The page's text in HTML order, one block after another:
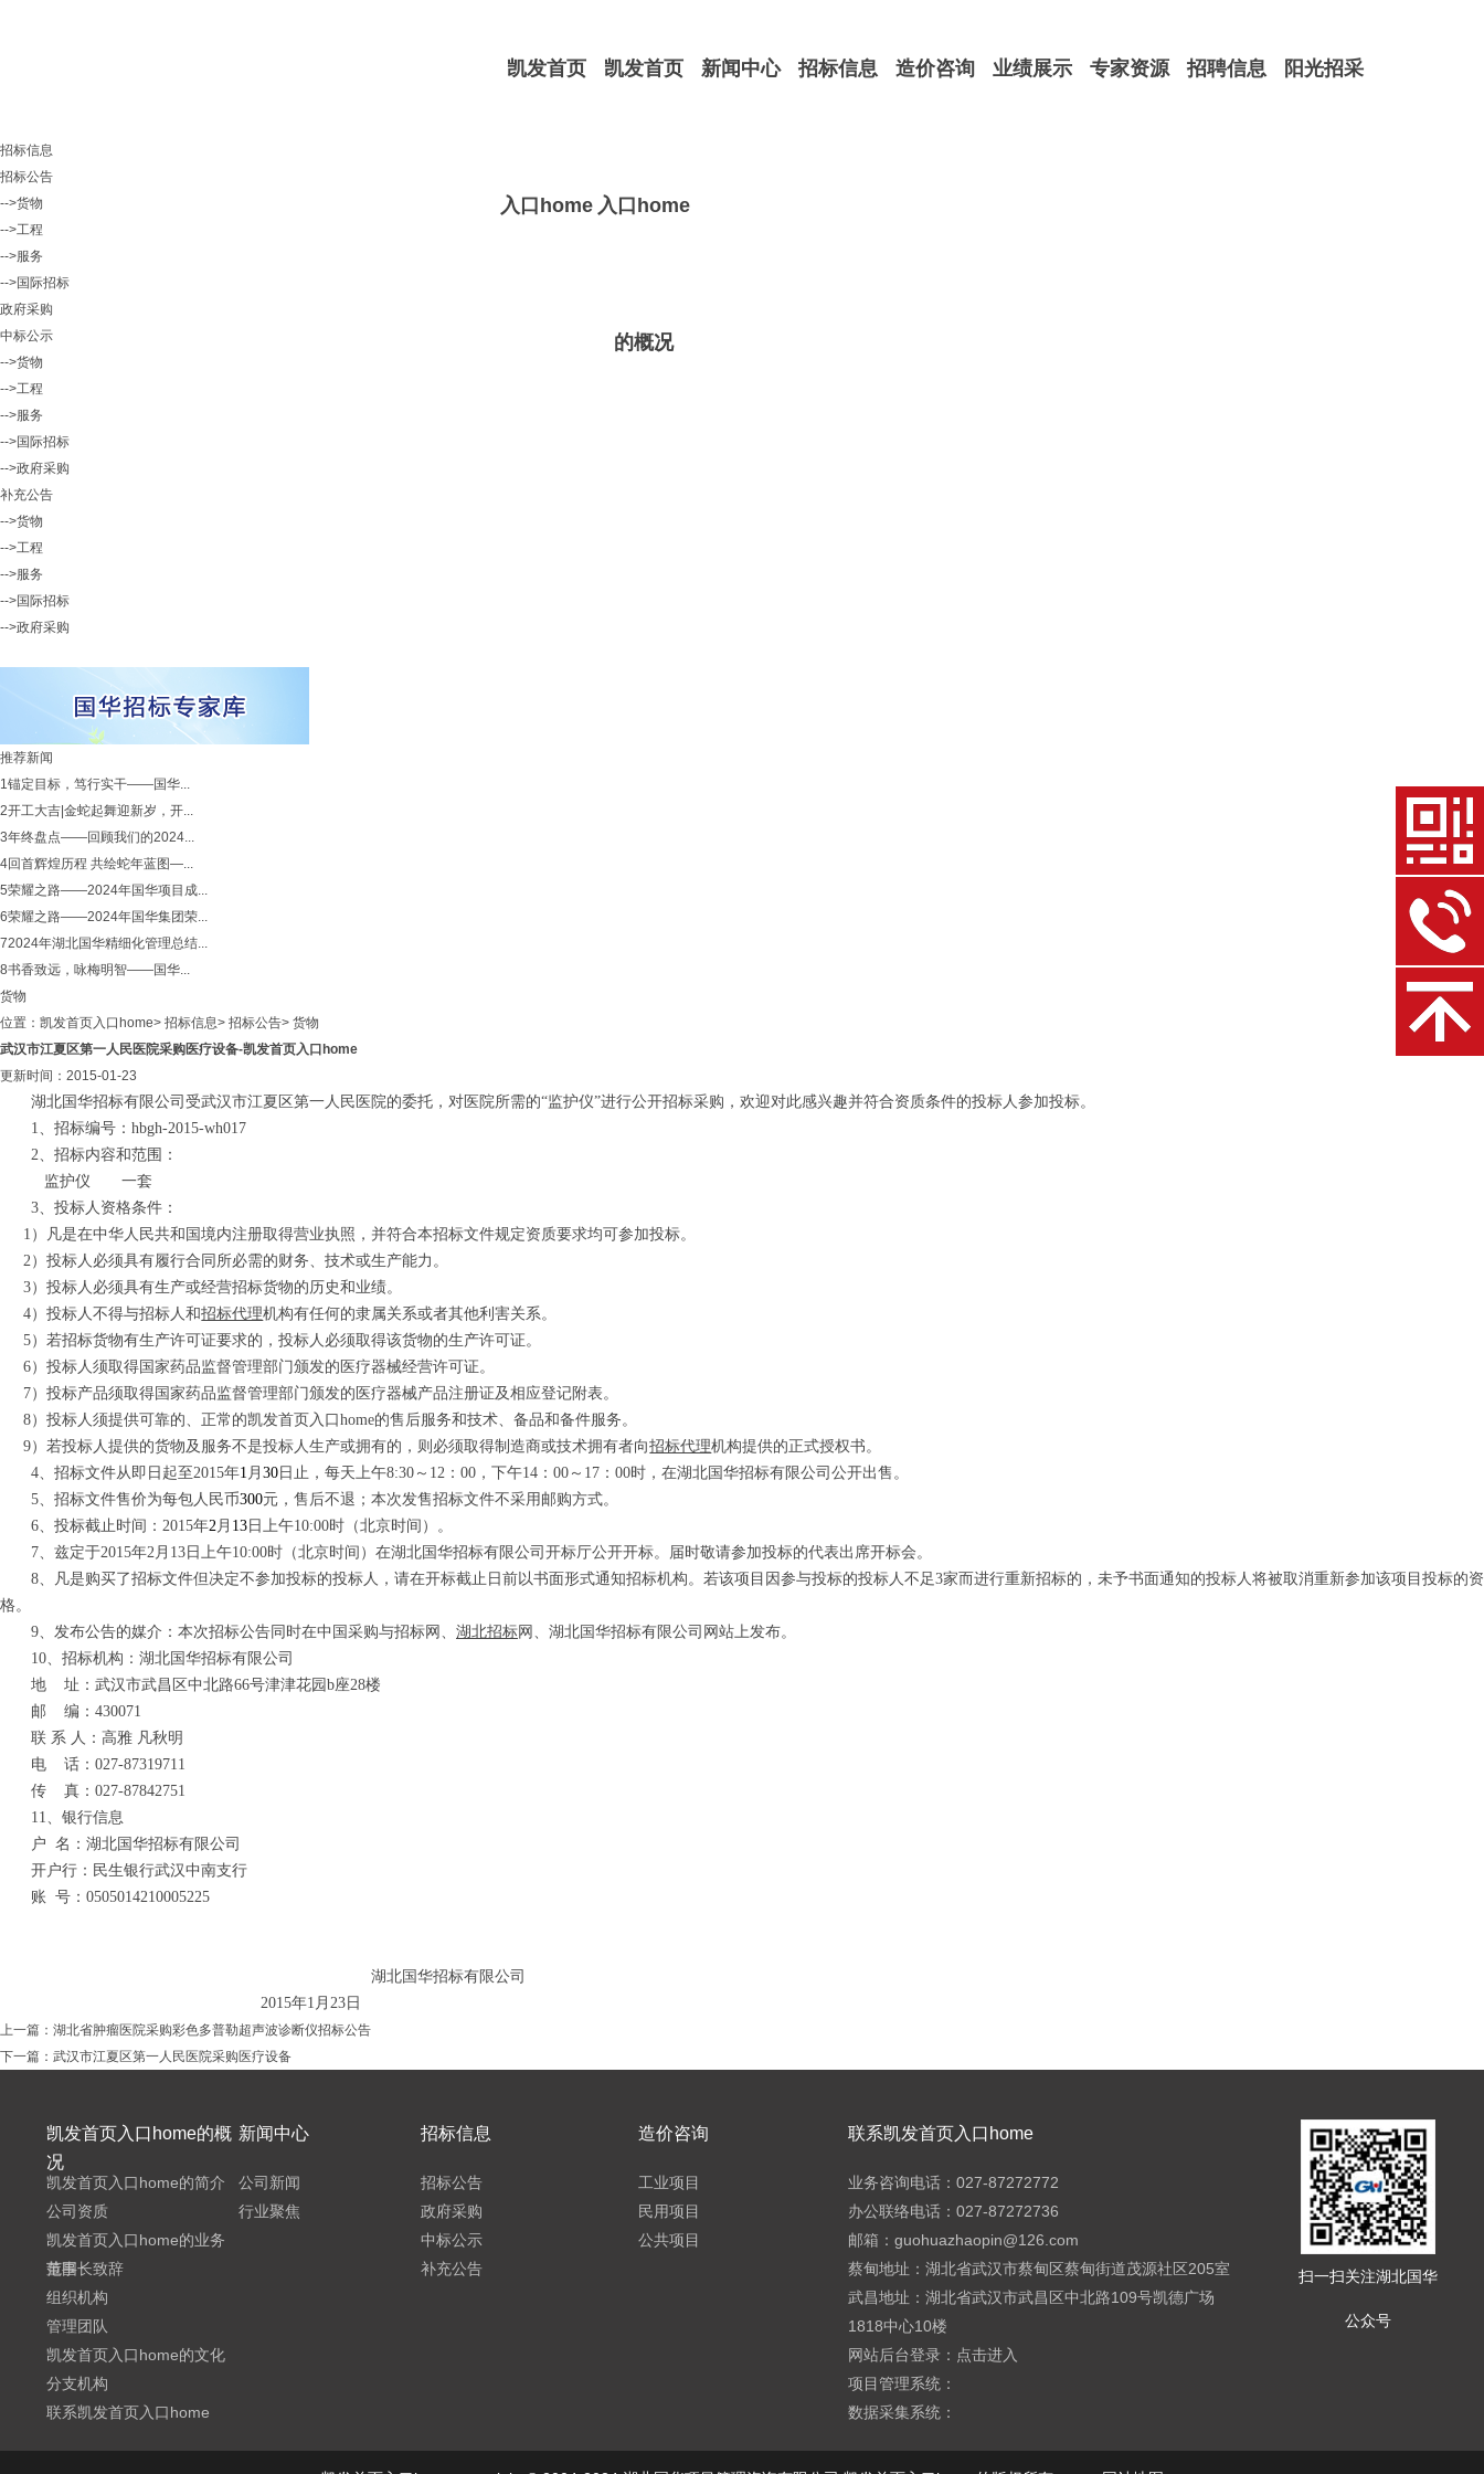
凯发首页
入口home
凯发首页
入口home
的概况
新闻中心 招标信息 造价咨询 业绩展示 专家资源 招聘信息 阳光招采
招标信息
招标公告
-->货物
-->工程
-->服务
-->国际招标
政府采购
中标公示
-->货物
-->工程
-->服务
-->国际招标
-->政府采购
补充公告
-->货物
-->工程
-->服务
-->国际招标
-->政府采购
推荐新闻
1锚定目标，笃行实干——国华...
2开工大吉|金蛇起舞迎新岁，开...
3年终盘点——回顾我们的2024...
4回首辉煌历程 共绘蛇年蓝图—...
5荣耀之路——2024年国华项目成...
6荣耀之路——2024年国华集团荣...
72024年湖北国华精细化管理总结...
8书香致远，咏梅明智——国华...
货物
位置： 凯发首页入口home> 招标信息> 招标公告> 货物
武汉市江夏区第一人民医院采购医疗设备-凯发首页入口home
更新时间：2015-01-23
湖北国华招标有限公司受武汉市江夏区第一人民医院的委托，对医院所需的“监护仪”进行公开招标采购，欢迎对此感兴趣并符合资质条件的投标人参加投标。
1、招标编号： hbgh-2015-wh017
2、招标内容和范围：
监护仪
一套
3、 投标人资格条件：
1）凡是在中华人民共和国境内注册取得营业执照，并符合本招标文件规定资质要求均可参加投标。
2）投标人必须具有履行合同所必需的财务、技术或生产能力。
3）投标人必须具有生产或经营招标货物的历史和业绩。
4）投标人不得与招标人和招标代理机构有任何的隶属关系或者其他利害关系。
5）若招标货物有生产许可证要求的，投标人必须取得该货物的生产许可证。
6）投标人须取得国家药品监督管理部门颁发的医疗器械经营许可证。
7）投标产品须取得国家药品监督管理部门颁发的医疗器械产品注册证及相应登记附表。
8）投标人须提供可靠的、正常的凯发首页入口home的售后服务和技术、备品和备件服务。
9）若投标人提供的货物及服务不是投标人生产或拥有的，则必须取得制造商或技术拥有者向招标代理机构提供的正式授权书。
4、招标文件从即日起至2015年1 月 30 日止， 每天上午8:30～ 12：00，下午14：00 ～ 17：00时，在湖北国华招标有限公司公开出售。
5、招标文件售价为每包人民币300元，售后不退 ； 本次发售招标文件不采用邮购方式。
6、投标截止时间：2015年2月 13 日 上午10:00时（北京时间）。
7、兹定于2015年2月13日上午10:00时（北京时间）在湖北国华招标有限公司开标厅公开开标。届时敬请参加投标的代表出席开标会。
8、凡是购买了招标文件但决定不参加投标的投标人，请在开标截止日前以书面形式通知招标机构。若该项目因参与投标的投标人不足3家而进行重新招标的，未予书面通知的投标人将被取消重新参加该项目投标的资
格。
9、发布公告的媒介：本次招标公告同时在中国采购与招标网、 湖北招标网、湖北国华招标有限公司网站上发布。
10、招标机构：湖北国华招标有限公司
地 址：武汉市武昌区中北路66号津津花园b座28楼
邮 编：430071
联 系 人：高雅 凡秋明
电 话：027-87319711
传 真：027-87842751
11、银行信息
户 名：湖北国华招标有限公司
开户行：民生银行武汉中南支行
账 号：0505014210005225
湖北国华招标有限公司
2015年1 月 23 日
上一篇： 湖北省肿瘤医院采购彩色多普勒超声波诊断仪招标公告
下一篇： 武汉市江夏区第一人民医院采购医疗设备
凯发首页入口home的概
况
凯发首页入口home的简介
公司资质
凯发首页入口home的业务
范围
董事长致辞
组织机构
管理团队
凯发首页入口home的文化
分支机构
联系凯发首页入口home
新闻中心
公司新闻
行业聚焦
招标信息
招标公告
政府采购
中标公示
补充公告
造价咨询
工业项目
民用项目
公共项目
联系凯发首页入口home
业务咨询电话：027-87272772
办公联络电话：027-87272736
邮箱： guohuazhaopin@126.com
蔡甸地址：湖北省武汉市蔡甸区蔡甸街道茂源社区205室
武昌地址：湖北省武汉市武昌区中北路109号凯德广场
1818中心10楼
网站后台登录： 点击进入
项目管理系统：
数据采集系统：
扫一扫关注湖北国华
公众号